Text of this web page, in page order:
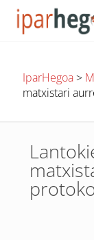
IparHegoa>
matxistari